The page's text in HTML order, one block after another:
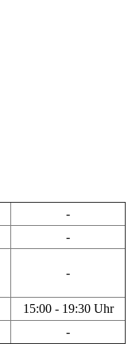
-
-
-
15:00 - 19:30 Uhr
-